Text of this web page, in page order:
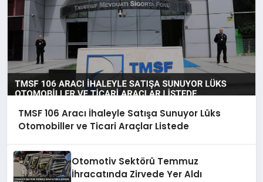
TMSF 106 Aracı İhaleyle Satışa Sunuyor Lüks
Otomobiller ve Ticari Araçlar Listede
Otomotiv Sektörü Temmuz
İhracatında Zirvede Yer Aldı